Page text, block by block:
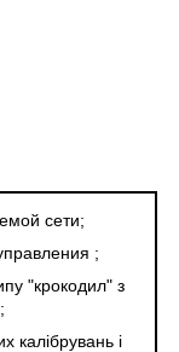
сети;
;
"крокодил" з
калібрувань і